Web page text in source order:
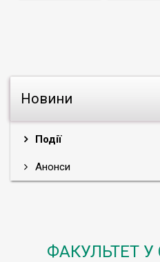
Новини
Події
Анонси
ФАКУЛЬТЕТ